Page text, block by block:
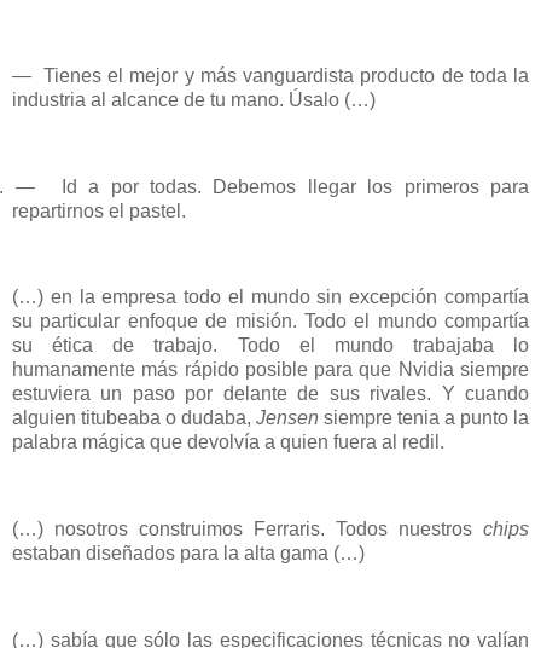
— Tienes el mejor y más vanguardista producto de toda la
industria al alcance de tu mano. Úsalo (…)
—
Id a por todas. Debemos llegar los primeros para
repartirnos el pastel.
(…) en la empresa todo el mundo sin excepción compartía
su particular enfoque de misión. Todo el mundo compartía
su ética de trabajo. Todo el mundo trabajaba lo
humanamente más rápido posible para que Nvidia siempre
estuviera un paso por delante de sus rivales. Y cuando
alguien titubeaba o dudaba, Jensen siempre tenia a punto la
palabra mágica que devolvía a quien fuera al redil.
(…) nosotros construimos Ferraris. Todos nuestros chips
estaban diseñados para la alta gama (…)
(…) sabía que sólo las especificaciones técnicas no valían